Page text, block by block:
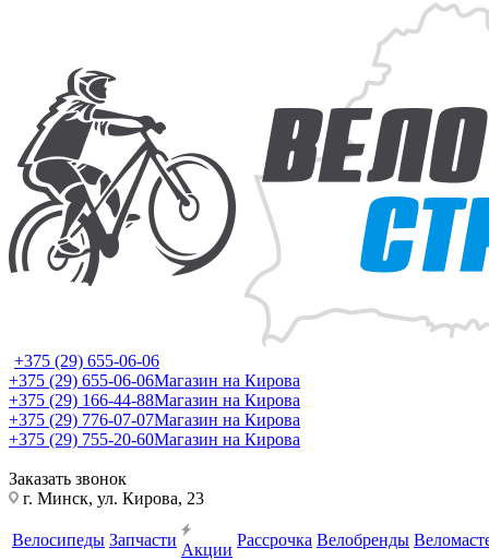
+375 (29) 655-06-06
+375 (29) 655-06-06Магазин на Кирова
+375 (29) 166-44-88Магазин на Кирова
+375 (29) 776-07-07Магазин на Кирова
+375 (29) 755-20-60Магазин на Кирова
Заказать звонок
г. Минск, ул. Кирова, 23
Велосипеды Запчасти
Акции
Рассрочка Велобренды